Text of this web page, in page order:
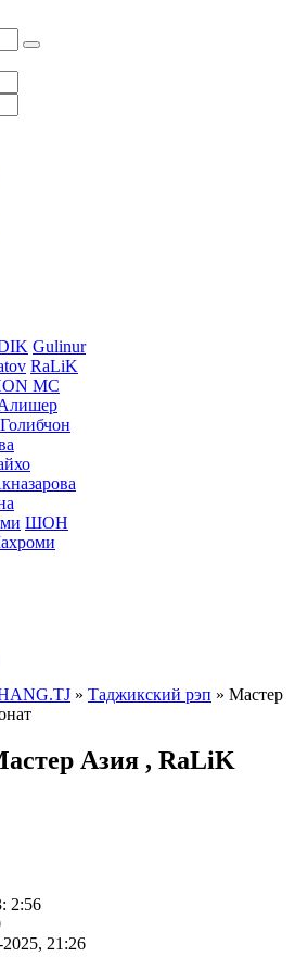
Gulinur
RaLiK
MC
Голибчон
ШОН
» Таджикский рэп » Мастер
Азия , RaLiK
2:56
21:26